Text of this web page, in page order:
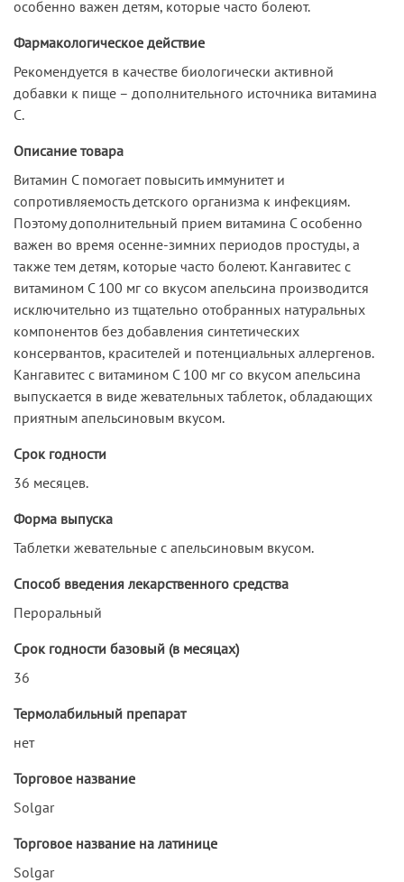
особенно важен детям, которые часто болеют.
Фармакологическое действие
Рекомендуется в качестве биологически активной
добавки к пище – дополнительного источника витамина
С.
Описание товара
Витамин С помогает повысить иммунитет и
сопротивляемость детского организма к инфекциям.
Поэтому дополнительный прием витамина С особенно
важен во время осенне-зимних периодов простуды, а
также тем детям, которые часто болеют. Кангавитес с
витамином С 100 мг со вкусом апельсина производится
исключительно из тщательно отобранных натуральных
компонентов без добавления синтетических
консервантов, красителей и потенциальных аллергенов.
Кангавитес с витамином С 100 мг со вкусом апельсина
выпускается в виде жевательных таблеток, обладающих
приятным апельсиновым вкусом.
Срок годности
36 месяцев.
Форма выпуска
Таблетки жевательные с апельсиновым вкусом.
Способ введения лекарственного средства
Пероральный
Срок годности базовый (в месяцах)
36
Термолабильный препарат
нет
Торговое название
Solgar
Торговое название на латинице
Solgar